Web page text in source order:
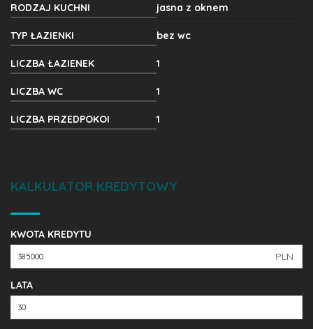
RODZAJ KUCHNI jasna z oknem
TYP ŁAZIENKI bez wc
LICZBA ŁAZIENEK 1
LICZBA WC 1
LICZBA PRZEDPOKOI 1
KALKULATOR KREDYTOWY
KWOTA KREDYTU
PLN
LATA